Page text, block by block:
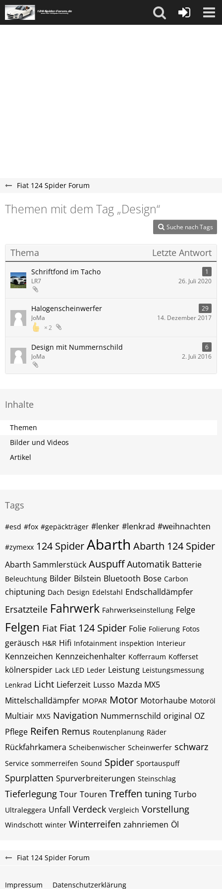
Fiat 124 Spider Forum
Themen mit dem Tag „Design“
Suche nach Tags
Thema Letzte Antwort
Schriftfond im Tacho
1
LR7
26. Juli 2020
Halogenscheinwerfer 29
2
JoMa 14. Dezember 2017
Design mit Nummernschild
6
JoMa
2. Juli 2016
Inhalte
Themen
Bilder und Videos
Artikel
Tags
#esd #fox #gepäckträger #lenker #lenkrad #weihnachten
#zymexx 124 SpiderAbarth Abarth 124 Spider
Abarth Sammlerstück Auspuff Automatik Batterie
Beleuchtung Bilder Bilstein Bluetooth Bose Carbon
chiptuning Dach Design Edelstahl Endschalldämpfer
Ersatzteile Fahrwerk Fahrwerkseinstellung Felge
Felgen Fiat Fiat 124 Spider Folie Folierung Fotos
geräusch H&R Hifi Infotainment inspektion Interieur
Kennzeichen Kennzeichenhalter Kofferraum Kofferset
kölnerspider Lack LED Leder Leistung Leistungsmessung
Lenkrad Licht Lieferzeit Lusso Mazda MX5
Mittelschalldämpfer MOPAR Motor Motorhaube Motoröl
Multiair MX5 Navigation Nummernschild original OZ
Pflege Reifen Remus Routenplanung Räder
Rückfahrkamera Scheibenwischer Scheinwerfer schwarz
Service sommerreifen Sound Spider Sportauspuff
Spurplatten Spurverbreiterungen Steinschlag
Tieferlegung Tour Touren Treffen tuning Turbo
Ultraleggera Unfall Verdeck Vergleich Vorstellung
Windschott winter Winterreifen zahnriemen Öl
Fiat 124 Spider Forum
Impressum Datenschutzerklärung